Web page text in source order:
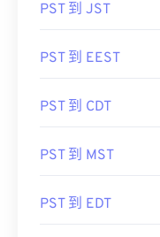
PST 到 JST
PST 到 EEST
PST 到 CDT
PST 到 MST
PST 到 EDT